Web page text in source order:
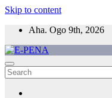
Skip to content
Aha. Ogo 9th, 2026
E-PENA
Berita Digital Terkini